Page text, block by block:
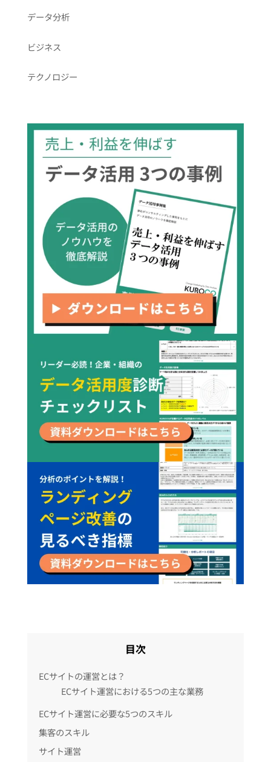
データ分析
ビジネス
テクノロジー
目次
ECサイトの運営とは？
ECサイト運営における5つの主な業務
ECサイト運営に必要な5つのスキル
集客のスキル
サイト運営